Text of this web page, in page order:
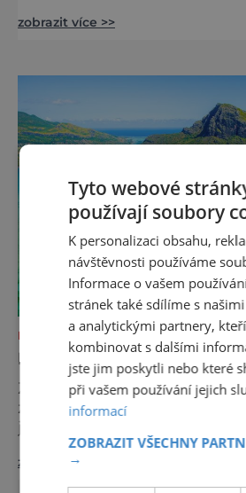
tři osvědčené cíle. Pro náročné: Dubaj Dubaj
nejlepší patří Emirates.
Prahy každý d
zobrazit více >>
DOVOLENÁ V ZAHRANIČÍ
MAURITIUS: OSTROVY
Ztracen v Indickém oceánu
zdánlivě. Milovníci exotické
jako jeden ze ztracených
udělili nezávislost v roce
jde o nejbohatší a
Afriky. Pojďte se s námi
zobrazit více >>
Tyto webové
používají soubory
K personalizaci obsahu,
návštěvnosti používáme
Informace o vašem
stránek také sdílíme s
a analytickými partnery,
kombinovat s dalšími
jste jim poskytli nebo které
při vašem používání jejich
informací
ZOBRAZIT VŠECHNY
→